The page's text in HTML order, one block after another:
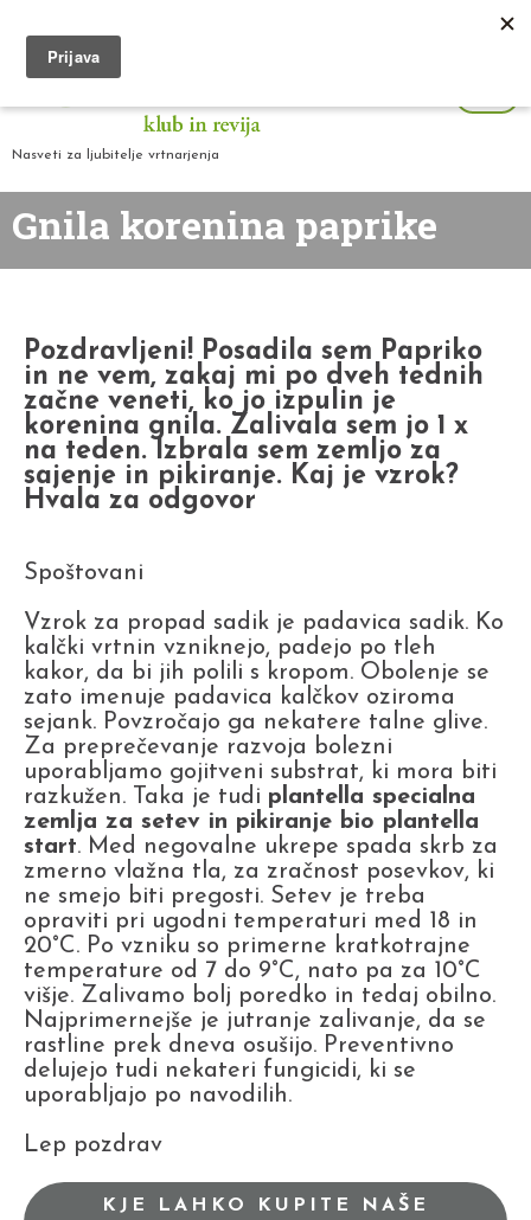
Nasveti za ljubitelje vrtnarjenja
Gnila korenina paprike
Pozdravljeni! Posadila sem Papriko
in ne vem, zakaj mi po dveh tednih
začne veneti, ko jo izpulin je
korenina gnila. Zalivala sem jo 1 x
na teden. Izbrala sem zemljo za
sajenje in pikiranje. Kaj je vzrok?
Hvala za odgovor
Spoštovani
Vzrok za propad sadik je padavica sadik. Ko
kalčki vrtnin vzniknejo, padejo po tleh
kakor, da bi jih polili s kropom. Obolenje se
zato imenuje padavica kalčkov oziroma
sejank. Povzročajo ga nekatere talne glive.
Za preprečevanje razvoja bolezni
uporabljamo gojitveni substrat, ki mora biti
razkužen. Taka je tudi plantella specialna
zemlja za setev in pikiranje bio plantella
start. Med negovalne ukrepe spada skrb za
zmerno vlažna tla, za zračnost posevkov, ki
ne smejo biti pregosti. Setev je treba
opraviti pri ugodni temperaturi med 18 in
20°C. Po vzniku so primerne kratkotrajne
temperature od 7 do 9°C, nato pa za 10°C
višje. Zalivamo bolj poredko in tedaj obilno.
Najprimernejše je jutranje zalivanje, da se
rastline prek dneva osušijo. Preventivno
delujejo tudi nekateri fungicidi, ki se
uporabljajo po navodilih.
Lep pozdrav
KJE LAHKO KUPITE NAŠE